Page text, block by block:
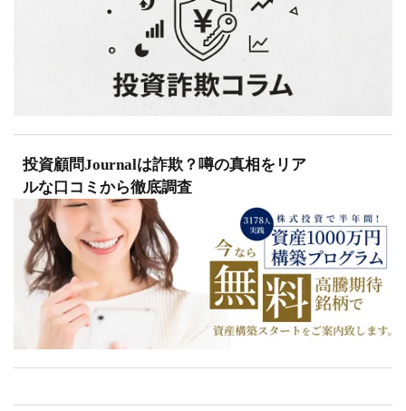
投資顧問Journalは詐欺？噂の真相をリア
ルな口コミから徹底調査